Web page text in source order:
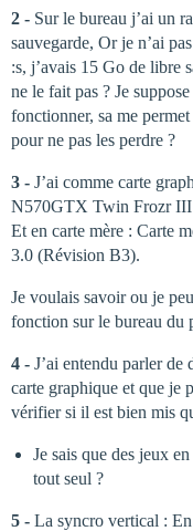
2 - Sur le bureau j’ai un
sauvegarde, Or je n’ai
:s, j’avais 15 Go de libre
ne le fait pas ? Je
fonctionner, sa me
pour ne pas les perdre ?
3 - J’ai comme carte
N570GTX Twin Frozr
Et en carte mère : Carte
3.0 (Révision B3).
Je voulais savoir ou je
fonction sur le bureau du
4 - J’ai entendu parler
carte graphique et que je
vérifier si il est bien mis
Je sais que des jeux
tout seul ?
5 - La syncro vertical :